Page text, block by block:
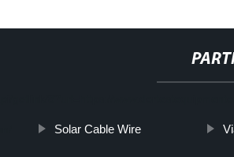
Solar Cable Wire